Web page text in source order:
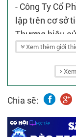
- Công Ty Cổ
lập trên cơ sở
Thương hiệu
công ty xây
+ Màng co
+ Hạt nhựa
+ Hóa chất các
- Nhựa Tín
hợp hài hòa từ
Xem thêm giới
Chia sẽ: